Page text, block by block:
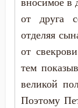
Порок
Пост
Похвала
Симеон
Симеон
Тихон
от друга
отделяя
от
тем
великой
Поэтому